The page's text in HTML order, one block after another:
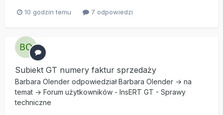
10 godzin temu 7 odpowiedzi
Subiekt GT numery faktur sprzedaży
Barbara Olender odpowiedziałBarbara Olender → na
temat → Forum użytkowników - InsERT GT - Sprawy
techniczne